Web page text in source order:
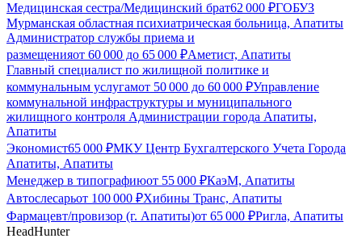
Медицинская сестра/Медицинский брат62 000 ₽ГОБУЗ
Мурманская областная психиатрическая больница, Апатиты
Администратор службы приема и
размещенияот 60 000 до 65 000 ₽Аметист, Апатиты
Главный специалист по жилищной политике и
коммунальным услугамот 50 000 до 60 000 ₽Управление
коммунальной инфраструктуры и муниципального
жилищного контроля Администрации города Апатиты,
Апатиты
Экономист65 000 ₽МКУ Центр Бухгалтерского Учета Города
Апатиты, Апатиты
Менеджер в типографиюот 55 000 ₽КаэМ, Апатиты
Автослесарьот 100 000 ₽Хибины Транс, Апатиты
Фармацевт/провизор (г. Апатиты)от 65 000 ₽Ригла, Апатиты
HeadHunter